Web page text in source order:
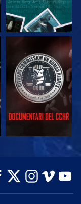
GUARDA
ESPLORA LE
SERIE